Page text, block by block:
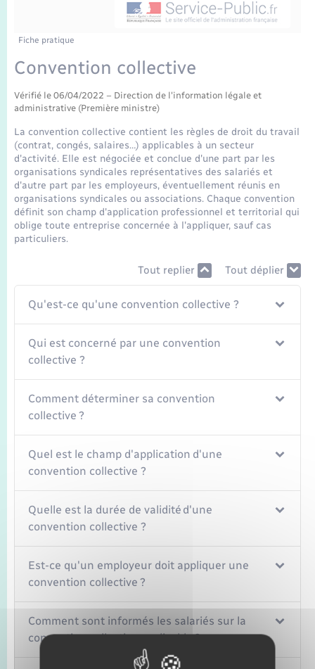
Mariage – PACS
Parrainage civil
Recensement
Fiche pratique
Convention collective
Vérifié le 06/04/2022 – Direction de l'information légale et
administrative (Première ministre)
La convention collective contient les règles de droit du travail
(contrat, congés, salaires…) applicables à un secteur
d'activité. Elle est négociée et conclue d'une part par les
organisations syndicales représentatives des salariés et
d'autre part par les employeurs, éventuellement réunis en
organisations syndicales ou associations. Chaque convention
définit son champ d'application professionnel et territorial qui
oblige toute entreprise concernée à l'appliquer, sauf cas
particuliers.
Tout replier Tout déplier
Qu'est-ce qu'une convention collective ?
Qui est concerné par une convention
collective ?
Comment déterminer sa convention
collective ?
Quel est le champ d'application d'une
convention collective ?
Quelle est la durée de validité d'une
convention collective ?
Est-ce qu'un employeur doit appliquer une
convention collective ?
Comment sont informés les salariés sur la
convention collective applicable ?